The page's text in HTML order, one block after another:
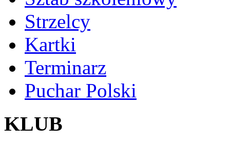
Strzelcy
Kartki
Terminarz
Puchar Polski
KLUB